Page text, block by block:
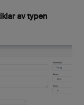
av typen